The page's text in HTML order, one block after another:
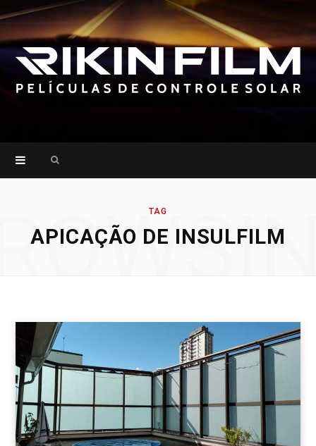
TAG
APICAÇÃO DE INSULFILM